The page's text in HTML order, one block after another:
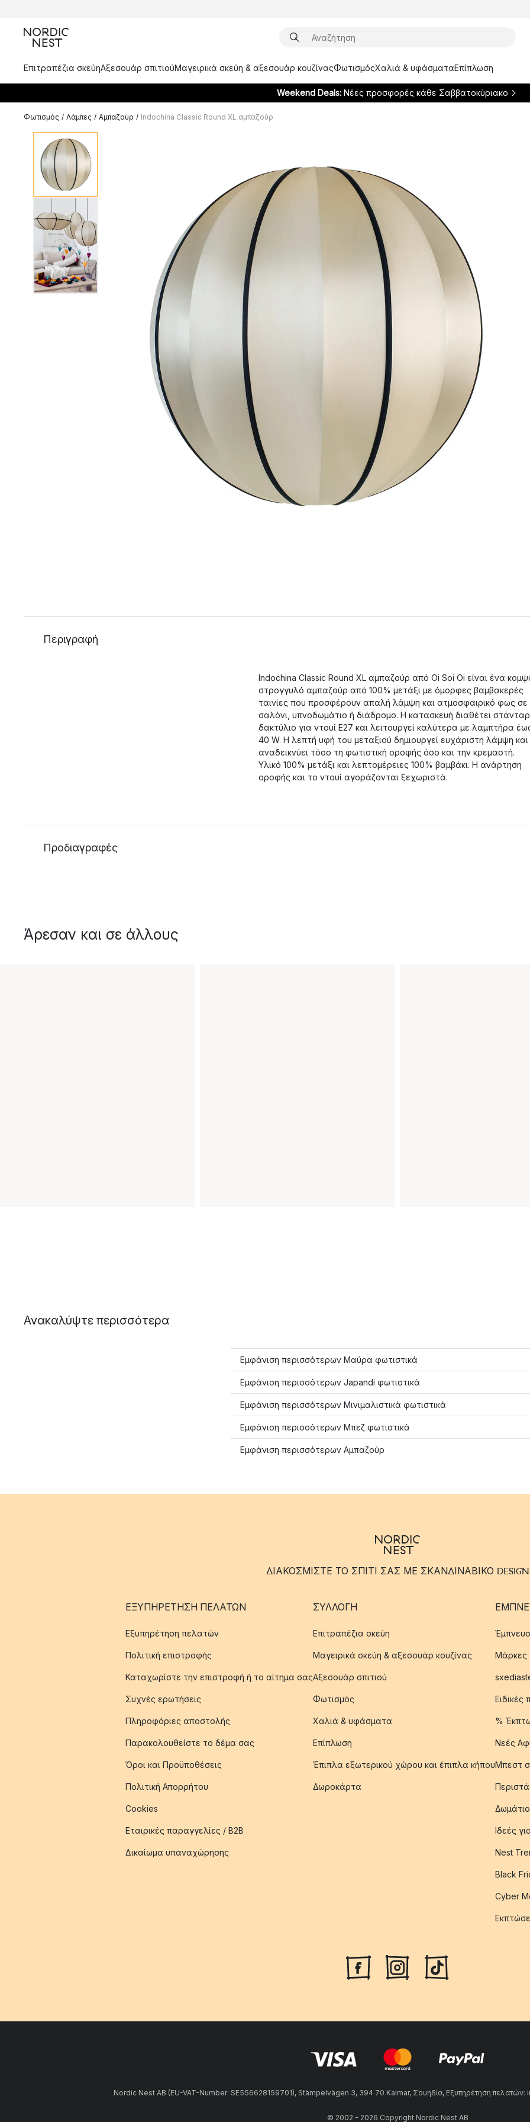
Επιτραπέζια σκεύηΑξεσουάρ σπιτιούΜαγειρικά σκεύη & αξεσουάρ κουζίναςΦωτισμόςΧαλιά & υφάσματαΕπίπλωση
Weekend Deals: Νέες προσφορές κάθε Σαββατοκύριακο
Φωτισμός / Λάμπες / Αμπαζούρ / Indochina Classic Round XL αμπαζούρ
Περιγραφή
Indochina Classic Round XL αμπαζούρ από Oi Soi Oi είναι ένα
στρογγυλό αμπαζούρ από 100% μετάξι με όμορφες βαμβακερές
ταινίες που προσφέρουν απαλή λάμψη και ατμοσφαιρικό φως σε
σαλόνι, υπνοδωμάτιο ή διάδρομο. Η κατασκευή διαθέτει στάνταρ
δακτύλιο για ντουί E27 και λειτουργεί καλύτερα με λαμπτήρα
40 W. Η λεπτή υφή του μεταξιού δημιουργεί ευχάριστη λάμψη και
αναδεικνύει τόσο τη φωτιστική οροφής όσο και την κρεμαστή.
Υλικό 100% μετάξι και λεπτομέρειες 100% βαμβάκι. Η ανάρτηση
οροφής και το ντουί αγοράζονται ξεχωριστά.
Προδιαγραφές
Άρεσαν και σε άλλους
Ανακαλύψτε περισσότερα
Εμφάνιση περισσότερων Μαύρα φωτιστικά
Εμφάνιση περισσότερων Japandi φωτιστικά
Εμφάνιση περισσότερων Μινιμαλιστικά φωτιστικά
Εμφάνιση περισσότερων Μπεζ φωτιστικά
Εμφάνιση περισσότερων Αμπαζούρ
ΔΙΑΚΟΣΜΙΣΤΕ ΤΟ ΣΠΙΤΙ ΣΑΣ ΜΕ ΣΚΑΝΔΙΝΑΒΙΚΟ DESIGN
ΕΞΥΠΗΡΈΤΗΣΗ ΠΕΛΑΤΏΝ
Εξυπηρέτηση πελατών
Πολιτική επιστροφής
Καταχωρίστε την επιστροφή ή το αίτημα σας
Συχνές ερωτήσεις
Πληροφόριες αποστολής
Παρακολουθείστε το δέμα σας
Όροι και Προϋποθέσεις
Πολιτική Απορρήτου
Cookies
Εταιρικές παραγγελίες / B2B
Δικαίωμα υπαναχώρησης
ΣΥΛΛΟΓΉ
Επιτραπέζια σκεύη
Μαγειρικά σκεύη & αξεσουάρ κουζίνας
Αξεσουάρ σπιτιού
Φωτισμός
Χαλιά & υφάσματα
Επίπλωση
Έπιπλα εξωτερικού χώρου και έπιπλα κήπου
Δωροκάρτα
Μάρκες
%
Νεές
Μπεστ
Δωμάτιο
Ιδεές
Nest
Black
Cyber
Nordic Nest AB (EU-VAT-Number: SE556628159701), Stämpelvägen 3, 394 70 Kalmar, Σουηδία, Εξυπηρέτηση
© 2002 - 2026 Copyright Nordic Nest AB